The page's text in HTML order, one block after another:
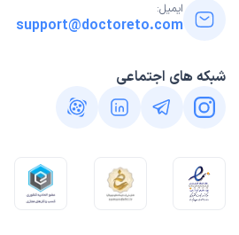
ایمیل:
support@doctoreto.com
شبکه های اجتماعی